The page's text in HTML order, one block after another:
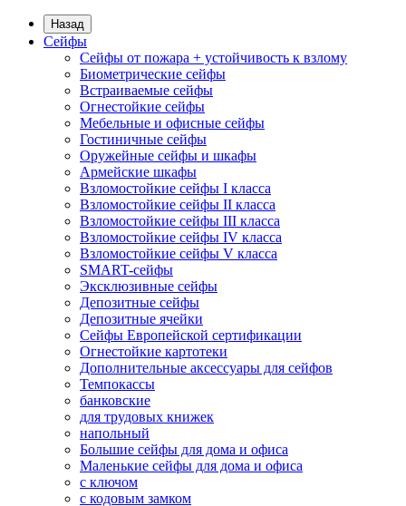
Назад
Сейфы
Сейфы от пожара + устойчивость к взлому
Биометрические сейфы
Встраиваемые сейфы
Огнестойкие сейфы
Мебельные и офисные сейфы
Гостиничные сейфы
Оружейные сейфы и шкафы
Армейские шкафы
Взломостойкие сейфы I класса
Взломостойкие сейфы II класса
Взломостойкие сейфы III класса
Взломостойкие сейфы IV класса
Взломостойкие сейфы V класса
SMART-сейфы
Эксклюзивные сейфы
Депозитные сейфы
Депозитные ячейки
Сейфы Европейской сертификации
Огнестойкие картотеки
Дополнительные аксессуары для сейфов
Темпокассы
банковские
для трудовых книжек
напольный
Большие сейфы для дома и офиса
Маленькие сейфы для дома и офиса
с ключом
с кодовым замком